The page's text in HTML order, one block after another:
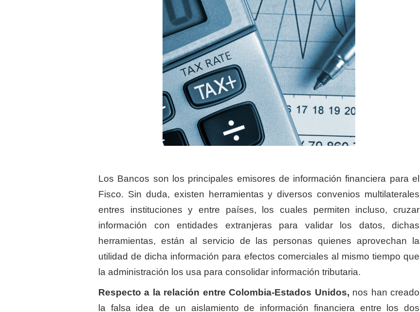
Los Bancos son los principales emisores de información financiera para el
Fisco. Sin duda, existen herramientas y diversos convenios multilaterales
entres instituciones y entre países, los cuales permiten incluso, cruzar
información con entidades extranjeras para validar los datos, dichas
herramientas, están al servicio de las personas quienes aprovechan la
utilidad de dicha información para efectos comerciales al mismo tiempo que
la administración los usa para consolidar información tributaria.
Respecto a la relación entre Colombia-Estados Unidos, nos han creado
la falsa idea de un aislamiento de información financiera entre los dos